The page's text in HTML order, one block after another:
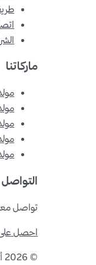
ماركاتنا
التواصل
تواصل
احصل
©
2026